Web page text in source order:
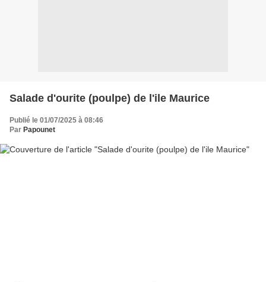
Salade d'ourite (poulpe) de l'ile Maurice
Publié le 01/07/2025 à 08:46
Par Papounet